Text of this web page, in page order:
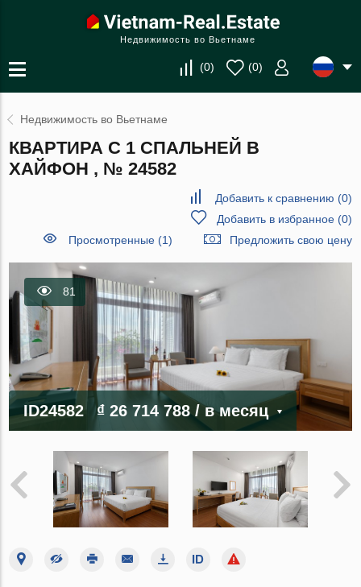
Недвижимость во Вьетнаме
(0) (0)
Недвижимость во Вьетнаме
КВАРТИРА С 1 СПАЛЬНЕЙ В
ХАЙФОН , № 24582
Добавить к сравнению (0)
Добавить в избранное(0)
Просмотренные (1)
Предложить свою цену
81
ID24582 ₫ 26 714 788/ в месяц